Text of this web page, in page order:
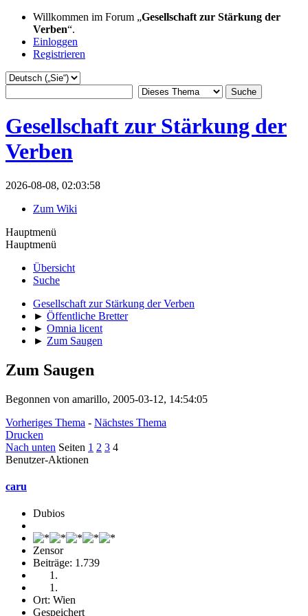
Willkommen im Forum „Gesellschaft zur Stärkung der
Verben“.
Einloggen
Registrieren
Gesellschaft zur Stärkung der
Verben
2026-08-08, 02:03:58
Zum Wiki
Hauptmenü
Hauptmenü
Übersicht
Suche
Gesellschaft zur Stärkung der Verben
► Öffentliche Bretter
► Omnia licent
► Zum Saugen
Zum Saugen
Begonnen von amarillo, 2005-03-12, 14:54:05
Vorheriges Thema - Nächstes Thema
Drucken
Nach unten Seiten 1 2 3 4
Benutzer-Aktionen
caru
Dubios
Zensor
Beiträge: 1.739
Ort: Wien
Gespeichert